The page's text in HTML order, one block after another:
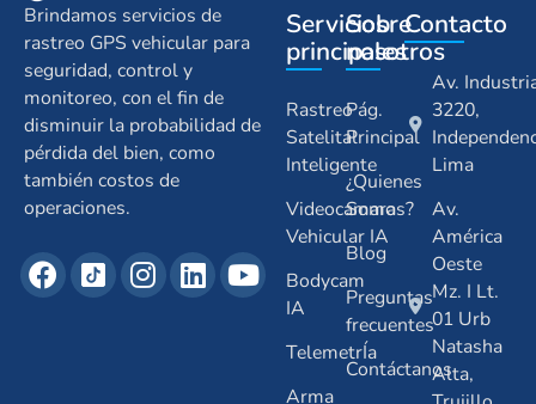
Brindamos servicios de
rastreo GPS vehicular para
seguridad, control y
monitoreo, con el fin de
disminuir la probabilidad de
pérdida del bien, como
también costos de
operaciones.
Servicios
principales
Rastreo
Satelital
Inteligente
Videocamara
Vehicular IA
Bodycam
IA
TelemetrÍa
Arma
Sobre
nosotros
Pág.
Principal
¿Quienes
Somos?
Blog
Preguntas
frecuentes
Contáctanos
Contacto
Av.
3220,
Lima
Av.
América
Oeste
Mz. I Lt.
01 Urb
Natasha
Alta,